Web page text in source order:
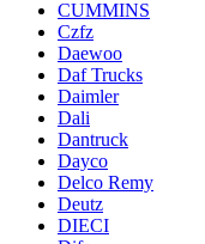
CUMMINS
Czfz
Daewoo
Daf Trucks
Daimler
Dali
Dantruck
Dayco
Delco Remy
Deutz
DIECI